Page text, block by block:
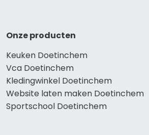
Onze producten
Keuken Doetinchem
Vca Doetinchem
Kledingwinkel Doetinchem
Website laten maken Doetinchem
Sportschool Doetinchem